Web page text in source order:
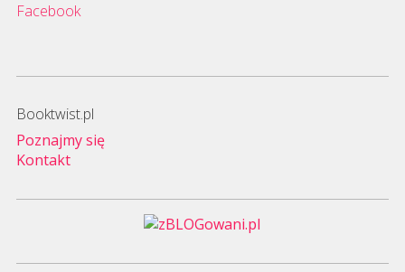
Facebook
Booktwist.pl
Poznajmy się
Kontakt